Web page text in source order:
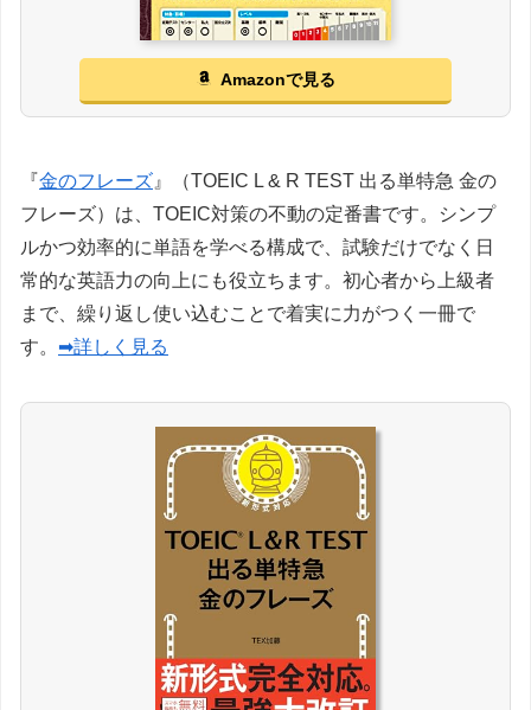
Amazonで見る
『金のフレーズ 』（TOEIC L & R TEST 出る単特急 金の
フレーズ）は、TOEIC対策の不動の定番書です。シンプ
ルかつ効率的に単語を学べる構成で、試験だけでなく日
常的な英語力の向上にも役立ちます。初心者から上級者
まで、繰り返し使い込むことで着実に力がつく一冊で
す。 ➡詳しく見る